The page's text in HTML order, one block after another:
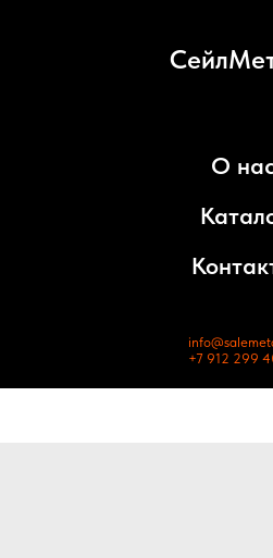
О
+7 912 299